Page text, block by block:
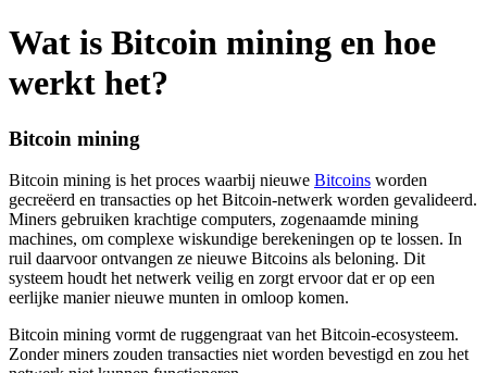
Wat is Bitcoin mining en hoe
werkt het?
Bitcoin mining
Bitcoin mining is het proces waarbij nieuwe Bitcoins worden
gecreëerd en transacties op het Bitcoin-netwerk worden gevalideerd.
Miners gebruiken krachtige computers, zogenaamde mining
machines, om complexe wiskundige berekeningen op te lossen. In
ruil daarvoor ontvangen ze nieuwe Bitcoins als beloning. Dit
systeem houdt het netwerk veilig en zorgt ervoor dat er op een
eerlijke manier nieuwe munten in omloop komen.
Bitcoin mining vormt de ruggengraat van het Bitcoin-ecosysteem.
Zonder miners zouden transacties niet worden bevestigd en zou het